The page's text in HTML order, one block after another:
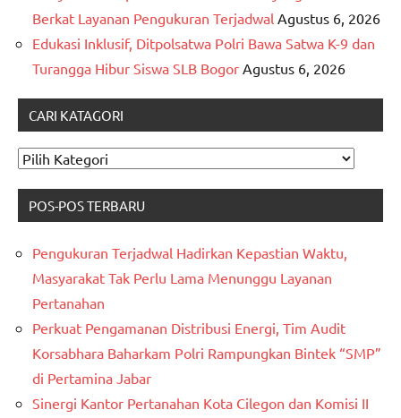
Berkat Layanan Pengukuran Terjadwal Agustus 6, 2026
Edukasi Inklusif, Ditpolsatwa Polri Bawa Satwa K-9 dan
Turangga Hibur Siswa SLB Bogor Agustus 6, 2026
CARI KATAGORI
CARI
POS-POS TERBARU
Pengukuran Terjadwal Hadirkan Kepastian Waktu,
Masyarakat Tak Perlu Lama Menunggu Layanan
Pertanahan
Perkuat Pengamanan Distribusi Energi, Tim Audit
Korsabhara Baharkam Polri Rampungkan Bintek “SMP”
di Pertamina Jabar
Sinergi Kantor Pertanahan Kota Cilegon dan Komisi II